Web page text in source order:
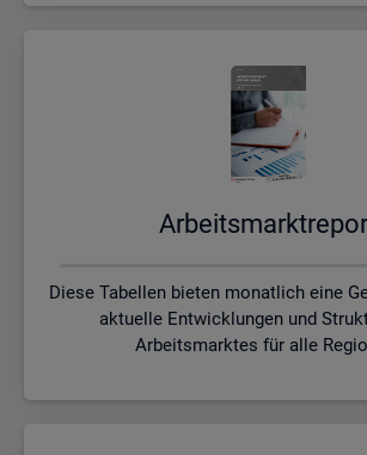
Diese Tabellen bieten monatlich eine
aktuelle Entwicklungen und
Arbeitsmarktes für alle